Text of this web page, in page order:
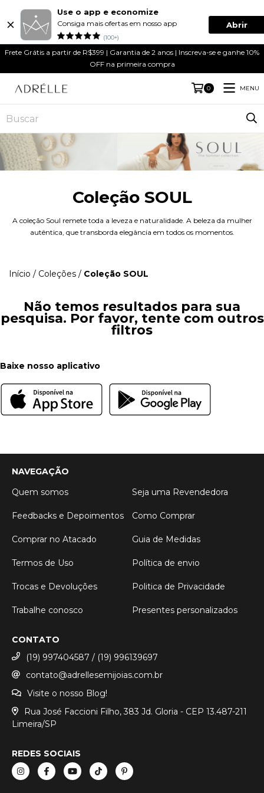
Use o app e economize
Consiga mais ofertas em nosso app
(100+)
Abrir
Frete Grátis a partir de R$399 | Garantia de 2 anos | Inscreva-se e ganhe 10%
OFF na primeira compra
0 MENU
Coleção SOUL
A coleção Soul remete toda a leveza e naturalidade. A beleza da mulher
autêntica, que transborda elegância em todos os momentos.
Início / Coleções / Coleção SOUL
Não temos resultados para sua
pesquisa. Por favor, tente com outros
filtros
Baixe nosso aplicativo
NAVEGAÇÃO
Quem somos
Seja uma Revendedora
Feedbacks e Depoimentos Como Comprar
Comprar no Atacado Guia de Medidas
Termos de Uso Política de envio
Trocas e Devoluções Politica de Privacidade
Trabalhe conosco Presentes personalizados
CONTATO
(19) 997404587 / (19) 996139697
contato@adrellesemijoias.com.br
Visite o nosso Blog!
Rua José Faccioni Filho, 383 Jd. Gloria - CEP 13.487-211
Limeira/SP
REDES SOCIAIS